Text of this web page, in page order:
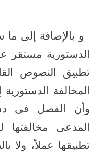
و بالإضافة إلى
الدستورية مستقر
تطبيق النصوص
المخالفة
وأن الفصل فى
المدعى مخالفتها
تطبيقها عملاً، ولا